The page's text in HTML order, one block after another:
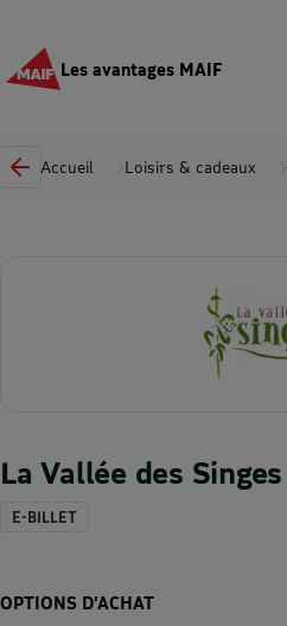
Les avantages MAIF
Accueil Loisirs & cadeaux
La Vallée des Singes
E-BILLET
OPTIONS D’ACHAT